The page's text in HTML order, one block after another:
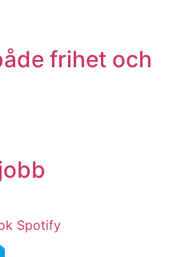
frihet och
Spotify